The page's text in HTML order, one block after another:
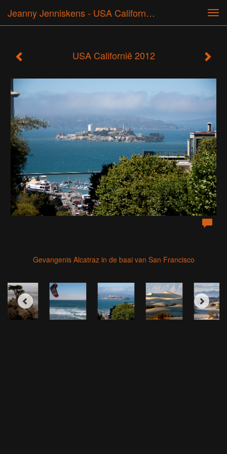
Jeanny Jenniskens - USA Californië 2012
USA Californië 2012
Gevangenis Alcatraz in de baai van San Francisco